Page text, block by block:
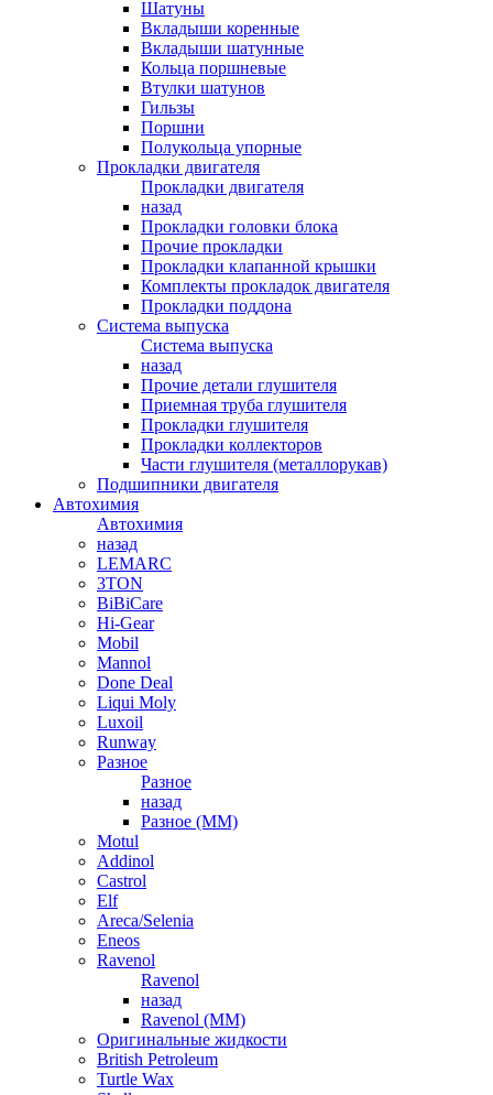
Шатуны
Вкладыши коренные
Вкладыши шатунные
Кольца поршневые
Втулки шатунов
Гильзы
Поршни
Полукольца упорные
Прокладки двигателя
Прокладки двигателя
назад
Прокладки головки блока
Прочие прокладки
Прокладки клапанной крышки
Комплекты прокладок двигателя
Прокладки поддона
Система выпуска
Система выпуска
назад
Прочие детали глушителя
Приемная труба глушителя
Прокладки глушителя
Прокладки коллекторов
Части глушителя (металлорукав)
Подшипники двигателя
Автохимия
Автохимия
назад
LEMARC
3TON
BiBiCare
Hi-Gear
Mobil
Mannol
Done Deal
Liqui Moly
Luxoil
Runway
Разное
Разное
назад
Разное (ММ)
Motul
Addinol
Castrol
Elf
Areca/Selenia
Eneos
Ravenol
Ravenol
назад
Ravenol (ММ)
Оригинальные жидкости
British Petroleum
Turtle Wax